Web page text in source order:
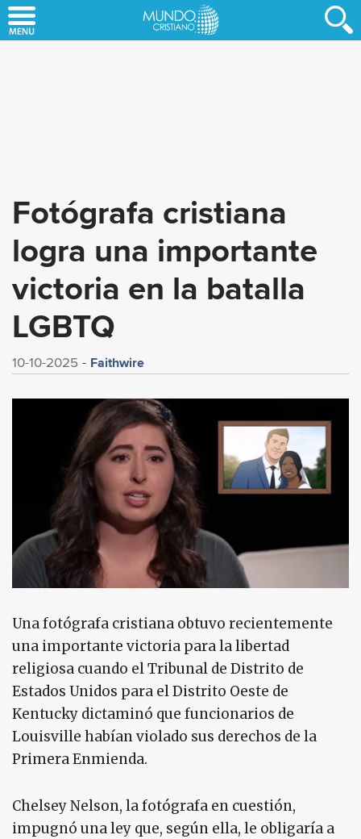
to
Fotógrafa cristiana
logra una importante
victoria en la batalla
LGBTQ
10-10-2025 Faithwire
Una fotógrafa cristiana obtuvo recientemente
una importante victoria para la libertad
religiosa cuando el Tribunal de Distrito de
Estados Unidos para el Distrito Oeste de
Kentucky dictaminó que funcionarios de
Louisville habían violado sus derechos de la
Primera Enmienda.
Chelsey Nelson, la fotógrafa en cuestión,
impugnó una ley que, según ella, le obligaría a